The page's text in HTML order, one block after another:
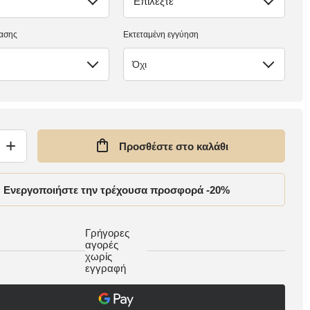
Εκτεταμένη εγγύηση
Όχι
+ Προσθέστε στο καλάθι
Ενεργοποιήστε την τρέχουσα προσφορά -20%
Γρήγορες
αγορές
χωρίς
εγγραφή